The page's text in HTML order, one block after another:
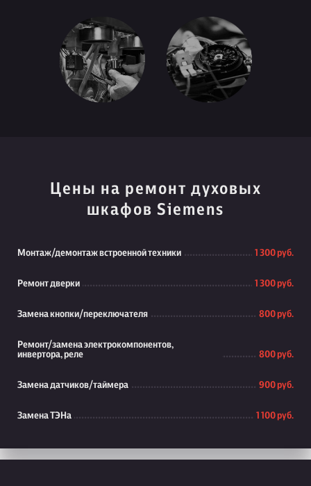
Цены на ремонт духовых
шкафов Siemens
Монтаж/демонтаж встроенной техники 1 300 руб.
Ремонт дверки 1 300 руб.
Замена кнопки/переключателя 800 руб.
Ремонт/замена электрокомпонентов,
инвертора, реле
800 руб.
Замена датчиков/таймера 900 руб.
Замена ТЭНа 1 100 руб.